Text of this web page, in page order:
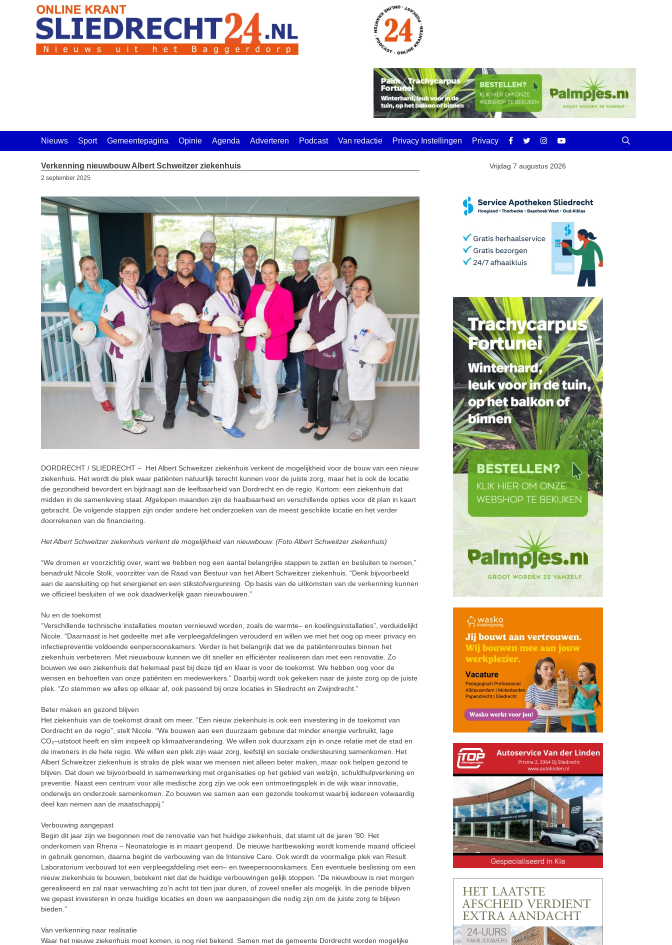
Nieuws Sport Gemeentepagina Opinie Agenda Adverteren Podcast Van redactie Privacy Instellingen Privacy
Verkenning nieuwbouw Albert Schweitzer ziekenhuis
2 september 2025
DORDRECHT / SLIEDRECHT – Het Albert Schweitzer ziekenhuis verkent de mogelijkheid voor de bouw van een nieuw
ziekenhuis. Het wordt de plek waar patiënten natuurlijk terecht kunnen voor de juiste zorg, maar het is ook de locatie
die gezondheid bevordert en bijdraagt aan de leefbaarheid van Dordrecht en de regio. Kortom: een ziekenhuis dat
midden in de samenleving staat. Afgelopen maanden zijn de haalbaarheid en verschillende opties voor dit plan in kaart
gebracht. De volgende stappen zijn onder andere het onderzoeken van de meest geschikte locatie en het verder
doorrekenen van de financiering.
Het Albert Schweitzer ziekenhuis verkent de mogelijkheid van nieuwbouw. (Foto Albert Schweitzer ziekenhuis)
“We dromen er voorzichtig over, want we hebben nog een aantal belangrijke stappen te zetten en besluiten te nemen,”
benadrukt Nicole Stolk, voorzitter van de Raad van Bestuur van het Albert Schweitzer ziekenhuis. “Denk bijvoorbeeld
aan de aansluiting op het energienet en een stikstofvergunning. Op basis van de uitkomsten van de verkenning kunnen
we officieel besluiten of we ook daadwerkelijk gaan nieuwbouwen.”
Nu en de toekomst
“Verschillende technische installaties moeten vernieuwd worden, zoals de warmte– en koelingsinstallaties”, verduidelijkt
Nicole. “Daarnaast is het gedeelte met alle verpleegafdelingen verouderd en willen we met het oog op meer privacy en
infectiepreventie voldoende eenpersoonskamers. Verder is het belangrijk dat we de patiëntenroutes binnen het
ziekenhuis verbeteren. Met nieuwbouw kunnen we dit sneller en efficiënter realiseren dan met een renovatie. Zo
bouwen we een ziekenhuis dat helemaal past bij deze tijd en klaar is voor de toekomst. We hebben oog voor de
wensen en behoeften van onze patiënten en medewerkers .” Daarbij wordt ook gekeken naar de juiste zorg op de juiste
plek. “Zo stemmen we alles op elkaar af, ook passend bij onze locaties in Sliedrecht en Zwijndrecht.”
Beter maken en gezond blijven
Het ziekenhuis van de toekomst draait om meer. “Een nieuw ziekenhuis is ook een investering in de toekomst van
Dordrecht en de regio”, stelt Nicole. “We bouwen aan een duurzaam gebouw dat minder energie verbruikt, lage
CO₂–uitstoot heeft en slim inspeelt op klimaatverandering. We willen ook duurzaam zijn in onze relatie met de stad en
de inwoners in de hele regio. We willen een plek zijn waar zorg, leefstijl en sociale ondersteuning samenkomen. Het
Albert Schweitzer ziekenhuis is straks de plek waar we mensen niet alleen beter maken, maar ook helpen gezond te
blijven. Dat doen we bijvoorbeeld in samenwerking met organisaties op het gebied van welzijn, schuldhulpverlening en
preventie. Naast een centrum voor alle medische zorg zijn we ook een ontmoetingsplek in de wijk waar innovatie,
onderwijs en onderzoek samenkomen. Zo bouwen we samen aan een gezonde toekomst waarbij iedereen volwaardig
deel kan nemen aan de maatschappij.”
Verbouwing aangepast
Begin dit jaar zijn we begonnen met de renovatie van het huidige ziekenhuis , dat stamt uit de jaren ’80. Het
onderkomen van Rhena – Neonatologie is in maart geopend. De nieuwe hartbewaking wordt komende maand officieel
in gebruik genomen, daarna begint de verbouwing van de Intensive Care. Ook wordt de voormalige plek van Result
Laboratorium verbouwd tot een verpleegafdeling met een– en tweepersoonskamers. Een eventuele beslissing om een
nieuw ziekenhuis te bouwen, betekent niet dat de huidige verbouwingen gelijk stoppen . “De nieuwbouw is niet morgen
gerealiseerd en zal naar verwachting zo’n acht tot tien jaar duren , of zoveel sneller als mogelijk In die periode blijven
we gepast investeren in onze huidige locaties en doen we aanpassingen die nodig zijn om de juiste zorg te blijven
bieden.”
Van verkenning naar realisatie
Waar het nieuwe ziekenhuis moet komen, is nog niet bekend. Samen met de gemeente Dordrecht worden mogelijke
Vrijdag 7 augustus 2026